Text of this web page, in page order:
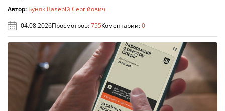
Автор: Буняк Валерій Сергійович
04.08.2026Просмотров:755Коментарии:0